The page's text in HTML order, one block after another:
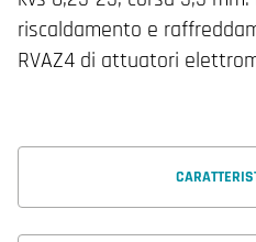
riscaldamento e
RVAZ4 di attuatori